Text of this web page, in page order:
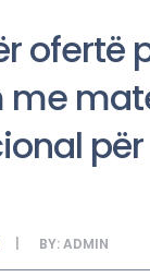
ofertë
me
për
BY:ADMIN